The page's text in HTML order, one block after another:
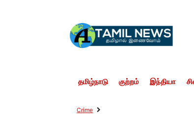
தமிழ்நாடு குற்றம் இந்தியா
Crime